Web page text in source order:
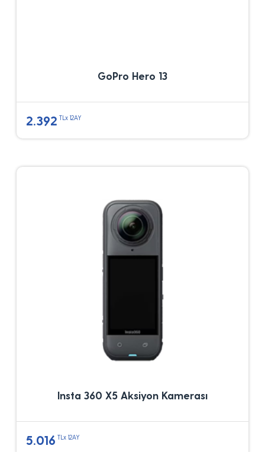
GoPro Hero 13
2.392 TLx 12AY
Insta 360 X5 Aksiyon Kamerası
5.016 TLx 12AY